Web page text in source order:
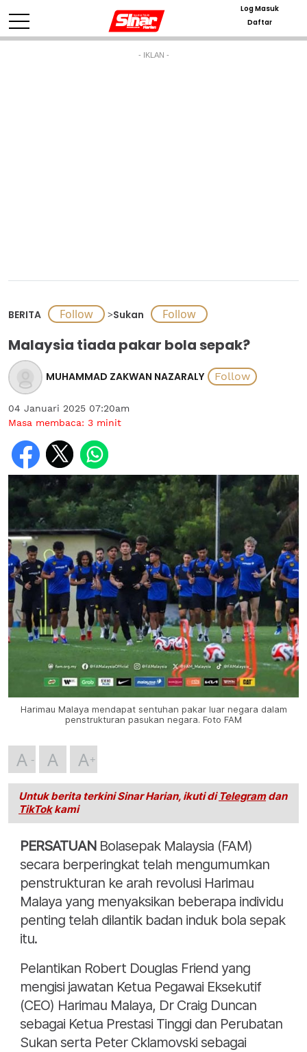
Log Masuk
Daftar
- IKLAN -
BERITA >Sukan
Malaysia tiada pakar bola sepak?
MUHAMMAD ZAKWAN NAZARALY
04 Januari 2025 07:20am
Masa membaca: 3 minit
Harimau Malaya mendapat sentuhan pakar luar negara dalam
penstrukturan pasukan negara. Foto FAM
A A A
Untuk berita terkini Sinar Harian, ikuti di Telegramdan
TikTokkami
PERSATUAN Bolasepak Malaysia (FAM)
secara berperingkat telah mengumumkan
penstrukturan ke arah revolusi Harimau
Malaya yang menyaksikan beberapa individu
penting telah dilantik badan induk bola sepak
itu.
Pelantikan Robert Douglas Friend yang
mengisi jawatan Ketua Pegawai Eksekutif
(CEO) Harimau Malaya, Dr Craig Duncan
sebagai Ketua Prestasi Tinggi dan Perubatan
Sukan serta Peter Cklamovski sebagai